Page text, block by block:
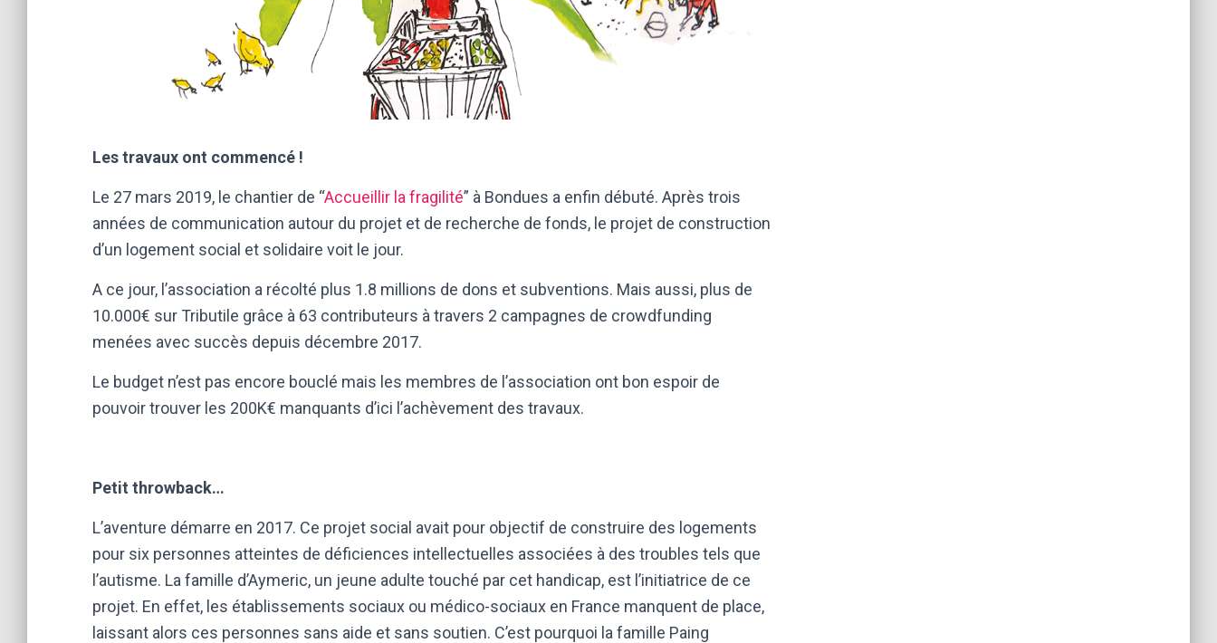
Les travaux ont commencé !
Le 27 mars 2019, le chantier de “Accueillir la fragilité” à Bondues a enfin débuté. Après trois
années de communication autour du projet et de recherche de fonds, le projet de construction
d’un logement social et solidaire voit le jour.
A ce jour, l’association a récolté plus 1.8 millions de dons et subventions. Mais aussi, plus de
10.000€ sur Tributile grâce à 63 contributeurs à travers 2 campagnes de crowdfunding
menées avec succès depuis décembre 2017.
Le budget n’est pas encore bouclé mais les membres de l’association ont bon espoir de
pouvoir trouver les 200K€ manquants d’ici l’achèvement des travaux.
Petit throwback…
L’aventure démarre en 2017. Ce projet social avait pour objectif de construire des logements
pour six personnes atteintes de déficiences intellectuelles associées à des troubles tels que
l’autisme. La famille d’Aymeric, un jeune adulte touché par cet handicap, est l’initiatrice de ce
projet. En effet, les établissements sociaux ou médico-sociaux en France manquent de place,
laissant alors ces personnes sans aide et sans soutien. C’est pourquoi la famille Paing